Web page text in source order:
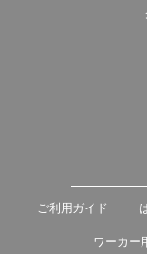
ご利用ガイド
ワーカー